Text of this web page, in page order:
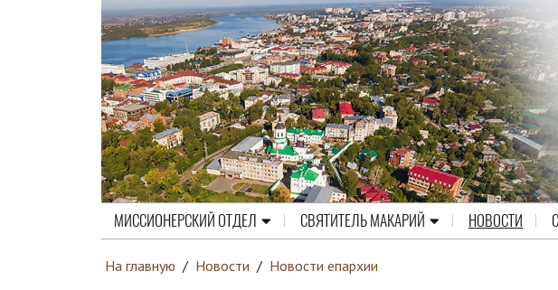
МИССИОНЕРСКИЙ ОТДЕЛ СВЯТИТЕЛЬ МАКАРИЙ НОВОСТИ
На главную / Новости / Новости епархии